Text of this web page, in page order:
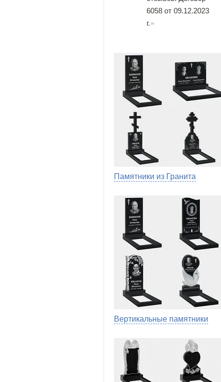
6058 от 09.12.2023
г.
Памятники из Гранита
Вертикальные памятники